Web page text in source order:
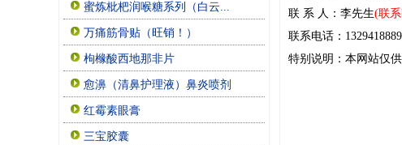
蜜炼枇杷润喉糖系列（白云...
万痛筋骨贴（旺销！）
枸橼酸西地那非片
愈濞（清鼻护理液）鼻炎喷剂
红霉素眼膏
三宝胶囊
联 系 人：李先生(联
联系电话：
特别说明：本网站仅